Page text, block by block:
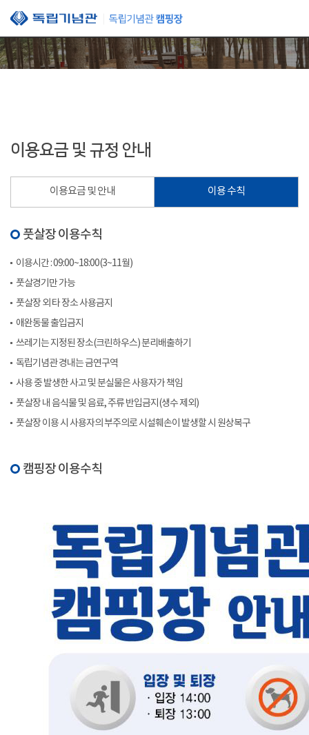
본문 바로가기
이용요금 및 규정 안내
이용요금 및 안내 이용 수칙
풋살장 이용수칙
이용시간 : 09:00~18:00(3~11월)
풋살경기만 가능
풋살장 외 타 장소 사용금지
애완동물 출입금지
쓰레기는 지정된 장소(크린하우스) 분리배출하기
독립기념관 경내는 금연구역
사용 중 발생한 사고 및 분실물은 사용자가 책임
풋살장 내 음식물 및 음료, 주류 반입금지(생수 제외)
풋살장 이용 시 사용자의 부주의로 시설훼손이 발생할 시 원상복구
캠핑장 이용수칙